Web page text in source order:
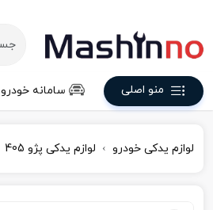
منو اصلی سامانه خودرو
لوازم یدکی خودرو لوازم یدکی پژو 405